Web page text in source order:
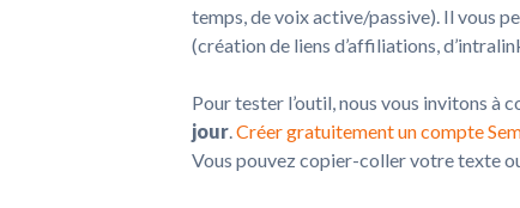
temps, de voix active/passive). Il vous
(création de liens d’affiliations,
Pour tester l’outil, nous vous invitons à
jour.Créer gratuitement un compte
Vous pouvez copier-coller votre texte